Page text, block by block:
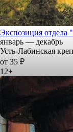
Экспозиция отдела
январь — декабрь
Усть-Лабинская
от 35 ₽
12+